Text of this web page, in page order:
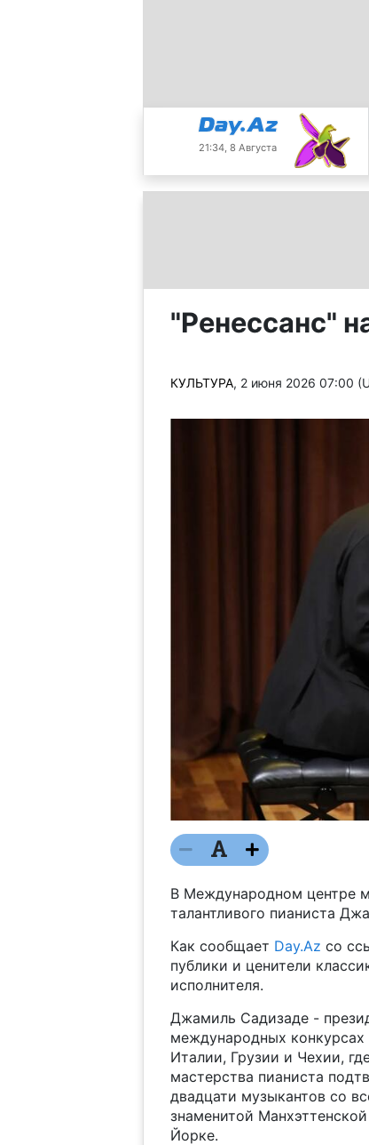
21:34, 8 Августа
"Ренессанс"
КУЛЬТУРА, 2 июня 2026 07:00
В Международном центре
талантливого пианиста
Как сообщает Day.Az со
публики и ценители
исполнителя.
Джамиль Садизаде -
международных
Италии, Грузии и Чехии,
мастерства пианиста
двадцати музыкантов со
знаменитой
Йорке.